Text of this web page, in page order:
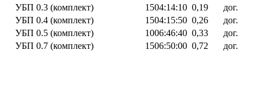
УБП 0.3 (комплект)
1504:14:10 0,19
дог.
УБП 0.4 (комплект)
1504:15:50 0,26
дог.
УБП 0.5 (комплект)
1006:46:40 0,33
дог.
УБП 0.7 (комплект)
1506:50:00 0,72 дог.